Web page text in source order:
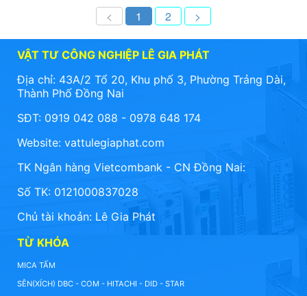
< 1 2 >
VẬT TƯ CÔNG NGHIỆP LÊ GIA PHÁT
Địa chỉ: 43A/2 Tổ 20, Khu phố 3, Phường Trảng Dài,
Thành Phố Đồng Nai
SĐT: 0919 042 088 - 0978 648 174
Website: vattulegiaphat.com
TK Ngân hàng Vietcombank - CN Đồng Nai:
Số TK: 0121000837028
Chủ tài khoản: Lê Gia Phát
TỪ KHÓA
MICA TẤM
SÊN(XÍCH) DBC - COM - HITACHI - DID - STAR